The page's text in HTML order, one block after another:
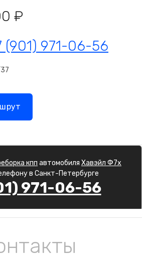
₽
(901) 971-06-56
кпп автомобиля Хавэйл Ф7х
в Санкт-Петербурге
971-06-56